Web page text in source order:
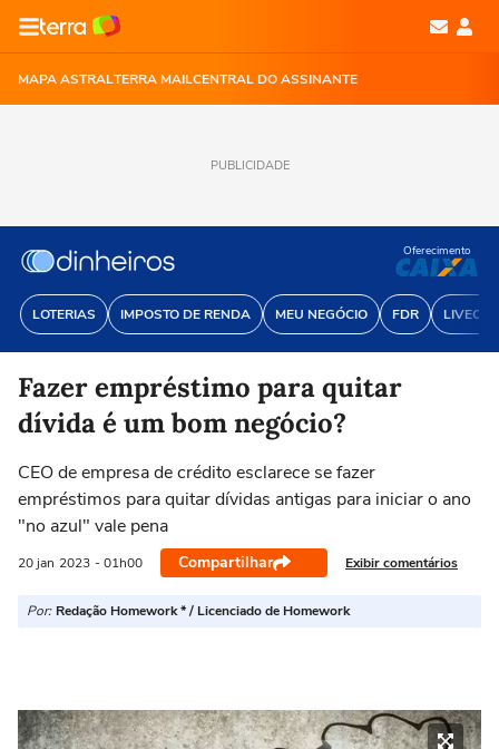
MAPA ASTRALTERRA MAILCENTRAL DO ASSINANTE
PUBLICIDADE
LOTERIAS IMPOSTO DE RENDA MEU NEGÓCIO FDR
Oferecimento
Fazer empréstimo para quitar
dívida é um bom negócio?
CEO de empresa de crédito esclarece se fazer
empréstimos para quitar dívidas antigas para iniciar o ano
"no azul" vale pena
20 jan 2023 - 01h00 Compartilhar Exibir comentários
Por: Redação Homework * / Licenciado de Homework